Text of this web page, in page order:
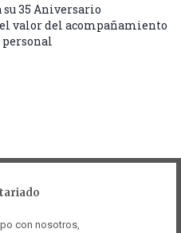
35 Aniversario
valor del acompañamiento
con nosotros,